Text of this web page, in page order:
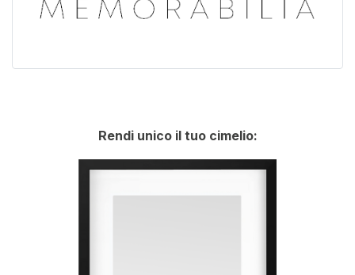
Rendi unico il tuo cimelio: